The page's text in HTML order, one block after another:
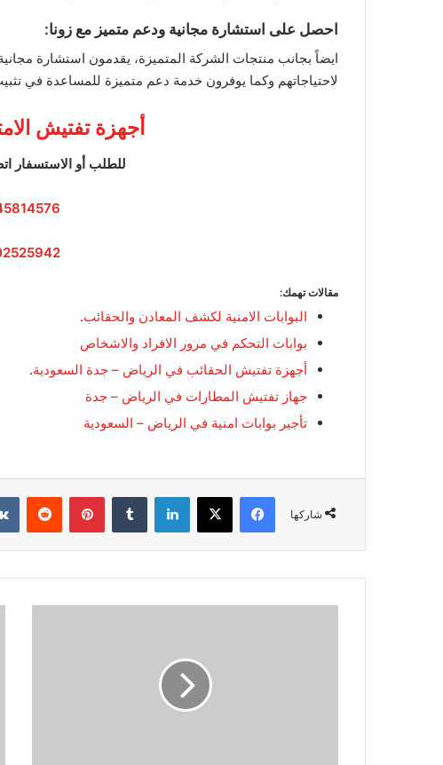
احصل على استشارة مجانية ودعم متميز مع زونا:
ايضاً بجانب منتجات الشركة المتميزة، يقدمون استشارة
لاحتياجاتهم وكما يوفرون خدمة دعم متميزة للمساعدة في
أجهزة تفتيش
للطلب أو الاستسفار
مقالات تهمك:
البوابات الامنية لكشف المعادن والحقائب.
بوابات التحكم في مرور الافراد والاشخاص
أجهزة تفتيش الحقائب في الرياض – جدة السعودية.
جهاز تفتيش المطارات في الرياض – جدة
تأجير بوابات امنية في الرياض – السعودية
شاركها
فيسبوك لينكدإن بينتيريست